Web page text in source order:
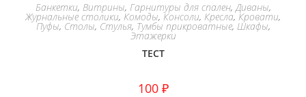
Банкетки, Витрины, Гарнитуры для спален,Диваны,
Журнальные столики, Комоды, Консоли, Кресла, Кровати,
Пуфы, Столы, Стулья, Тумбы прикроватные, Шкафы,
Этажерки
ТЕСТ
100 ₽